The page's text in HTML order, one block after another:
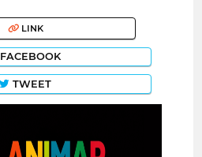
LINK
FACEBOOK
TWEET